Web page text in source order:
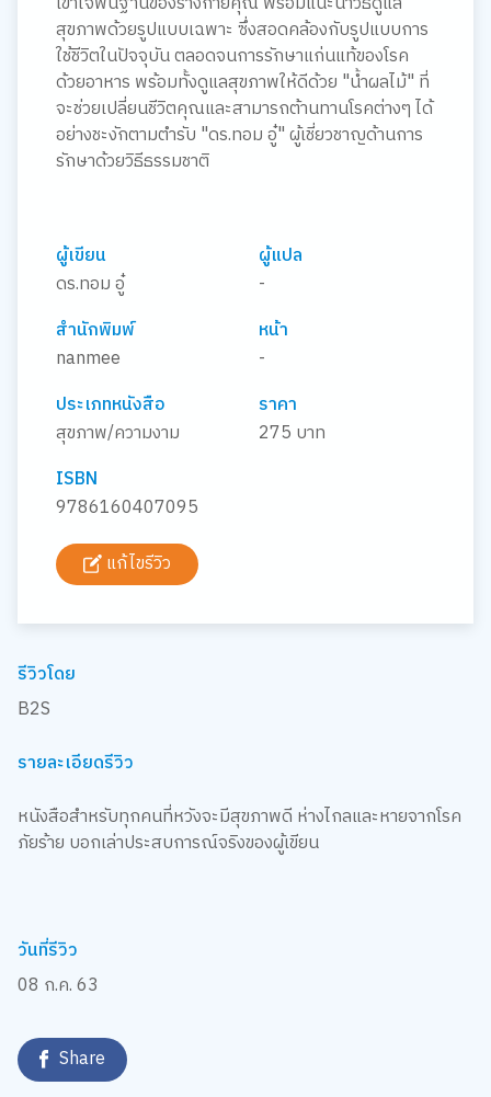
สุขภาพด้วยรูปแบบเฉพาะ ซึ่งสอดคล้องกับรูปแบบการ
ใช้ชีวิตในปัจจุบัน ตลอดจนการรักษาแก่นแท้ของโรค
ด้วยอาหาร พร้อมทั้งดูแลสุขภาพให้ดีด้วย "น้ำผลไม้" ที่
จะช่วยเปลี่ยนชีวิตคุณและสามารถต้านทานโรคต่างๆ ได้
อย่างชะงักตามตำรับ "ดร.ทอม อู๋" ผู้เชี่ยวชาญด้านการ
รักษาด้วยวิธีธรรมชาติ
ผู้เขียน
ดร.ทอม อู๋
ผู้แปล
-
สำนักพิมพ์
nanmee
หน้า
-
ประเภทหนังสือ
สุขภาพ/ความงาม
ราคา
275 บาท
ISBN
9786160407095
แก้ไขรีวิว
รีวิวโดย
B2S
รายละเอียดรีวิว
หนังสือสำหรับทุกคนที่หวังจะมีสุขภาพดี ห่างไกลและหายจากโรค
ภัยร้าย บอกเล่าประสบการณ์จริงของผู้เขียน
วันที่รีวิว
08 ก.ค. 63
Share